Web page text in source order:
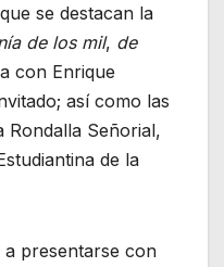
se destacan la
de los mil, de
con Enrique
así como las
Rondalla Señorial,
de la
presentarse con